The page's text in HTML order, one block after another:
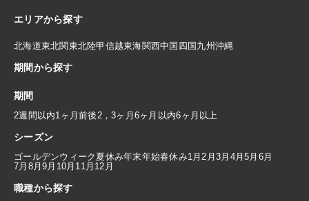
エリアから探す
北海道東北関東北陸甲信越東海関西中国 四国九州沖縄
期間から探す
期間
2週間以内1ヶ月前後 2，3ヶ月 6ヶ月以内6ヶ月以上
シーズン
ゴールデンウィーク 夏休み年末年始春休み1月 2月3月 4月5月 6月
7月 8月9月 10月 11月 12月
職種から探す